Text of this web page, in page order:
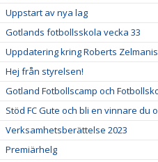
Uppstart av nya lag
Gotlands fotbollsskola vecka 33
Uppdatering kring Roberts Zelmanis
Hej från styrelsen!
Gotland Fotbollscamp och
Stöd FC Gute och bli en vinnare du
Verksamhetsberättelse 2023
Premiärhelg